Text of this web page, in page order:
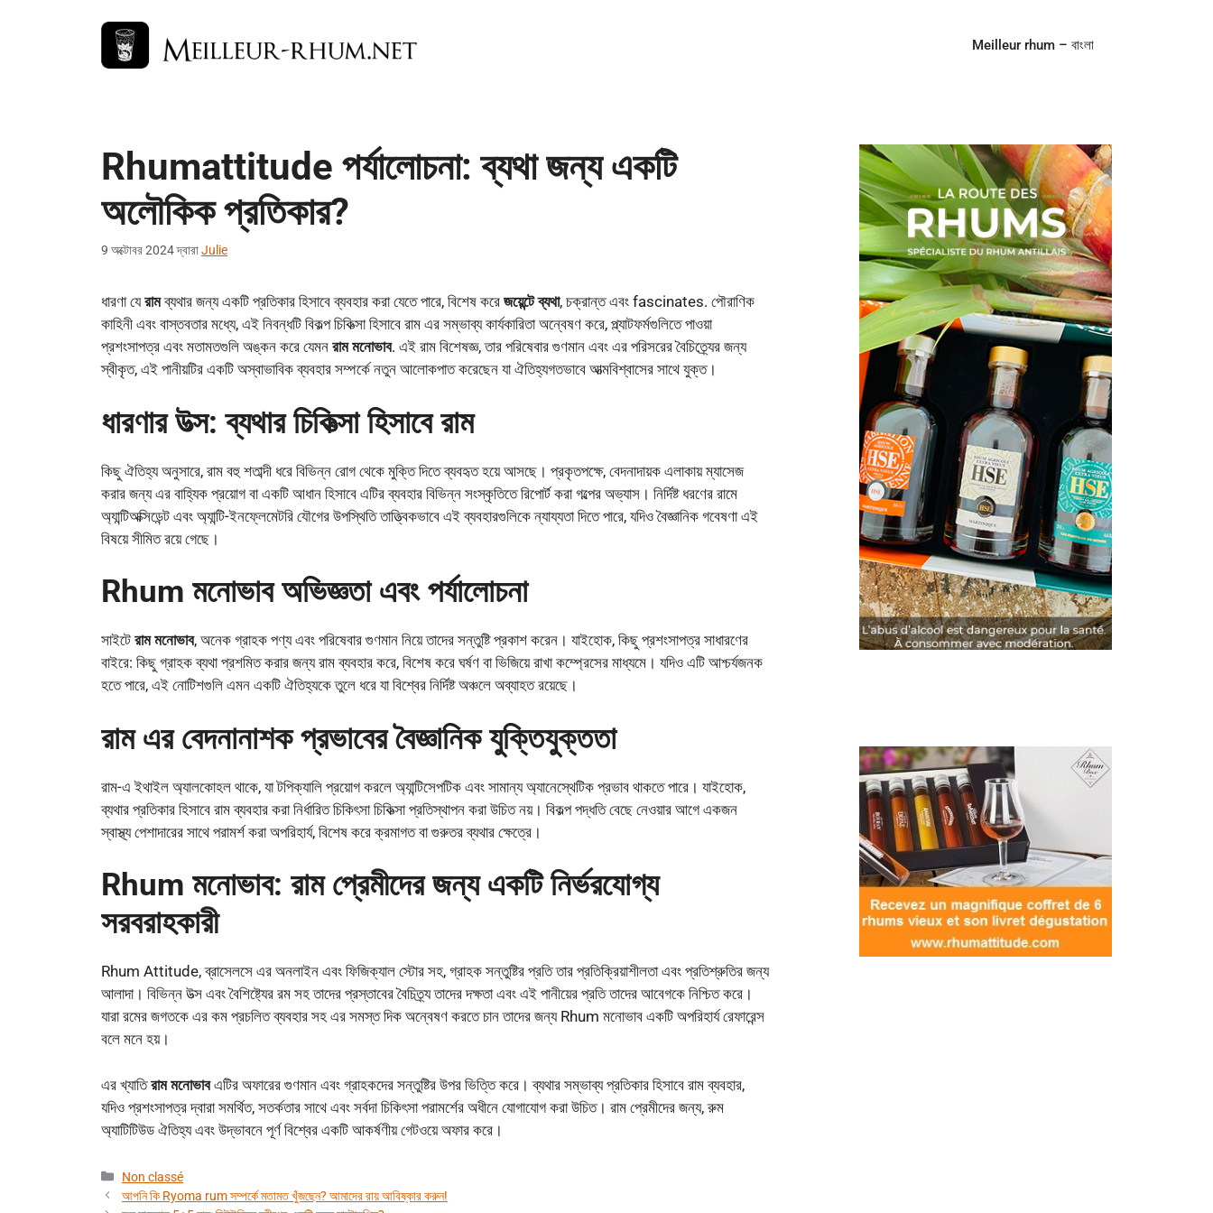
Meilleur rhum – বাংলা
Rhumattitude পর্যালোচনা: ব্যথা জন্য একটি
অলৌকিক প্রতিকার?
9 অক্টোবর 2024দ্বারাJulie
ধারণা যেরামব্যথার জন্য একটি প্রতিকার হিসাবে ব্যবহার করা যেতে পারে, বিশেষ করে জয়েন্টে ব্যথা, চক্রান্ত এবং fascinates. পৌরাণিক
কাহিনী এবং বাস্তবতার মধ্যে, এই নিবন্ধটি বিকল্প চিকিত্সা হিসাবে রাম এর সম্ভাব্য কার্যকারিতা অন্বেষণ করে, প্ল্যাটফর্মগুলিতে পাওয়া
প্রশংসাপত্র এবং মতামতগুলি অঙ্কন করে যেমন রাম মনোভাব. এই রাম বিশেষজ্ঞ, তার পরিষেবার গুণমান এবং এর পরিসরের বৈচিত্র্যের জন্য
স্বীকৃত, এই পানীয়টির একটি অস্বাভাবিক ব্যবহার সম্পর্কে নতুন আলোকপাত করেছেন যা ঐতিহ্যগতভাবে আত্মবিশ্বাসের সাথে যুক্ত।
ধারণার উত্স: ব্যথার চিকিত্সা হিসাবে রাম
কিছু ঐতিহ্য অনুসারে, রাম বহু শতাব্দী ধরে বিভিন্ন রোগ থেকে মুক্তি দিতে ব্যবহৃত হয়ে আসছে। প্রকৃতপক্ষে, বেদনাদায়ক এলাকায় ম্যাসেজ
করার জন্য এর বাহ্যিক প্রয়োগ বা একটি আধান হিসাবে এটির ব্যবহার বিভিন্ন সংস্কৃতিতে রিপোর্ট করা গল্পের অভ্যাস। নির্দিষ্ট ধরণের রামে
অ্যান্টিঅক্সিডেন্ট এবং অ্যান্টি-ইনফ্লেমেটরি যৌগের উপস্থিতি তাত্ত্বিকভাবে এই ব্যবহারগুলিকে ন্যায্যতা দিতে পারে, যদিও বৈজ্ঞানিক গবেষণা এই
বিষয়ে সীমিত রয়ে গেছে।
Rhum মনোভাব অভিজ্ঞতা এবং পর্যালোচনা
সাইটে রাম মনোভাব, অনেক গ্রাহক পণ্য এবং পরিষেবার গুণমান নিয়ে তাদের সন্তুষ্টি প্রকাশ করেন। যাইহোক, কিছু প্রশংসাপত্র সাধারণের
বাইরে: কিছু গ্রাহক ব্যথা প্রশমিত করার জন্য রাম ব্যবহার করে, বিশেষ করে ঘর্ষণ বা ভিজিয়ে রাখা কম্প্রেসের মাধ্যমে। যদিও এটি আশ্চর্যজনক
হতে পারে, এই নোটিশগুলি এমন একটি ঐতিহ্যকে তুলে ধরে যা বিশ্বের নির্দিষ্ট অঞ্চলে অব্যাহত রয়েছে।
রাম এর বেদনানাশক প্রভাবের বৈজ্ঞানিক যুক্তিযুক্ততা
রাম-এ ইথাইল অ্যালকোহল থাকে, যা টপিক্যালি প্রয়োগ করলে অ্যান্টিসেপটিক এবং সামান্য অ্যানেস্থেটিক প্রভাব থাকতে পারে। যাইহোক,
ব্যথার প্রতিকার হিসাবে রাম ব্যবহার করা নির্ধারিত চিকিৎসা চিকিত্সা প্রতিস্থাপন করা উচিত নয়। বিকল্প পদ্ধতি বেছে নেওয়ার আগে একজন
স্বাস্থ্য পেশাদারের সাথে পরামর্শ করা অপরিহার্য, বিশেষ করে ক্রমাগত বা গুরুতর ব্যথার ক্ষেত্রে।
Rhum মনোভাব: রাম প্রেমীদের জন্য একটি নির্ভরযোগ্য
সরবরাহকারী
Rhum Attitude, ব্রাসেলসে এর অনলাইন এবং ফিজিক্যাল স্টোর সহ, গ্রাহক সন্তুষ্টির প্রতি তার প্রতিক্রিয়াশীলতা এবং প্রতিশ্রুতির জন্য
আলাদা। বিভিন্ন উত্স এবং বৈশিষ্ট্যের রম সহ তাদের প্রস্তাবের বৈচিত্র্য তাদের দক্ষতা এবং এই পানীয়ের প্রতি তাদের আবেগকে নিশ্চিত করে।
যারা রমের জগতকে এর কম প্রচলিত ব্যবহার সহ এর সমস্ত দিক অন্বেষণ করতে চান তাদের জন্য Rhum মনোভাব একটি অপরিহার্য রেফারেন্স
বলে মনে হয়।
এর খ্যাতিরাম মনোভাবএটির অফারের গুণমান এবং গ্রাহকদের সন্তুষ্টির উপর ভিত্তি করে। ব্যথার সম্ভাব্য প্রতিকার হিসাবে রাম ব্যবহার,
যদিও প্রশংসাপত্র দ্বারা সমর্থিত, সতর্কতার সাথে এবং সর্বদা চিকিৎসা পরামর্শের অধীনে যোগাযোগ করা উচিত। রাম প্রেমীদের জন্য, রুম
অ্যাটিটিউড ঐতিহ্য এবং উদ্ভাবনে পূর্ণ বিশ্বের একটি আকর্ষণীয় গেটওয়ে অফার করে।
বিভাগ
সমূহ
Non classé
আপনি কি Ryoma rum সম্পর্কে মতামত খুঁজছেন? আমাদের রায় আবিষ্কার করুন!